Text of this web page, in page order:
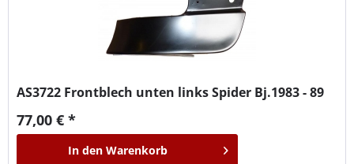
AS3722 Frontblech unten links Spider Bj.1983 - 89
77,00 € *
In den Warenkorb